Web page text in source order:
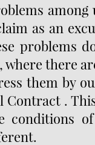
among
as an
problems
there
them by
.
conditions